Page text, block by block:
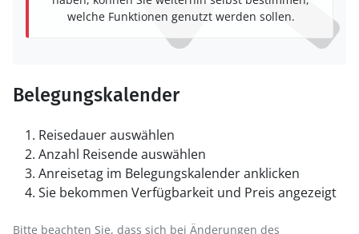
welche Funktionen genutzt werden sollen.
Belegungskalender
Reisedauer auswählen
Anzahl Reisende auswählen
Anreisetag im Belegungskalender anklicken
Sie bekommen Verfügbarkeit und Preis angezeigt
Bitte beachten Sie, dass sich bei Änderungen des